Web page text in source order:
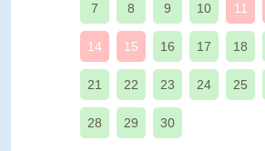
7 8 9 10 11
14 15 16 17 18
21 22 23 24 25
28 29 30